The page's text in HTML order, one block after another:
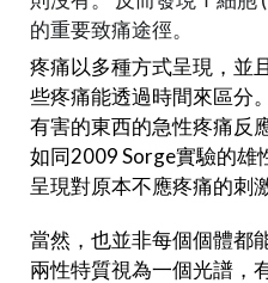
的重要致痛途徑。
疼痛以多種方式呈現，並
些疼痛能透過時間來區分
有害的東西的急性疼痛反
如同2009 Sorge實驗的雄
呈現對原本不應疼痛的刺
當然，也並非每個個體都
兩性特質視為一個光譜，